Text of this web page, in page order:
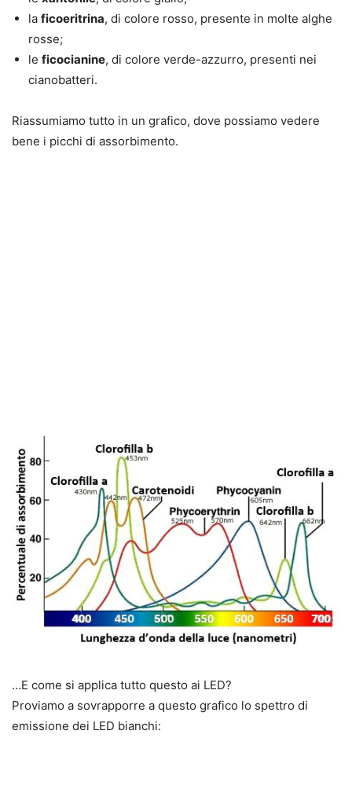
la ficoeritrina, di colore rosso, presente in molte alghe
rosse;
le ficocianine, di colore verde-azzurro, presenti nei
cianobatteri.
Riassumiamo tutto in un grafico, dove possiamo vedere
bene i picchi di assorbimento.
…E come si applica tutto questo ai LED?
Proviamo a sovrapporre a questo grafico lo spettro di
emissione dei LED bianchi: